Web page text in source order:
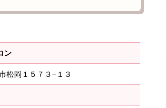
ン
松岡１５７３−１３